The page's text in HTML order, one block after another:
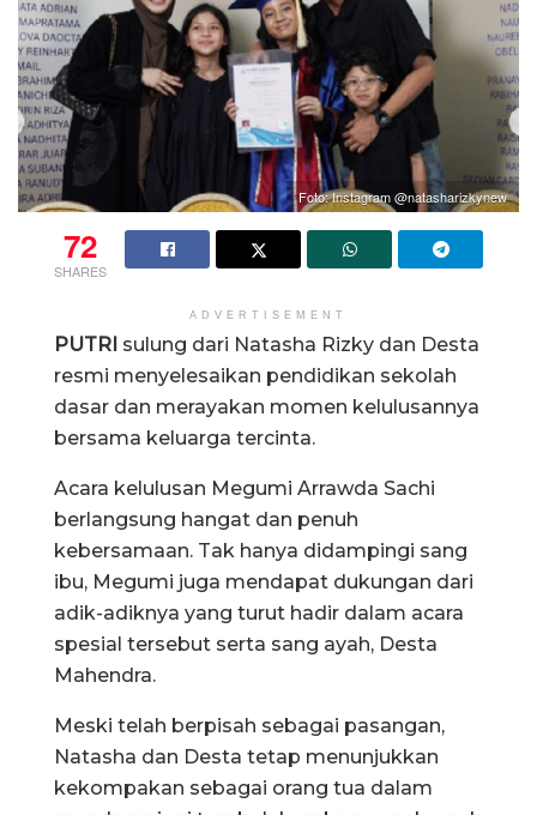
Foto: Instagram @natasharizkynew
72
SHARES
ADVERTISEMENT
PUTRI sulung dari Natasha Rizky dan Desta
resmi menyelesaikan pendidikan sekolah
dasar dan merayakan momen kelulusannya
bersama keluarga tercinta.
Acara kelulusan Megumi Arrawda Sachi
berlangsung hangat dan penuh
kebersamaan. Tak hanya didampingi sang
ibu, Megumi juga mendapat dukungan dari
adik-adiknya yang turut hadir dalam acara
spesial tersebut serta sang ayah, Desta
Mahendra.
Meski telah berpisah sebagai pasangan,
Natasha dan Desta tetap menunjukkan
kekompakan sebagai orang tua dalam